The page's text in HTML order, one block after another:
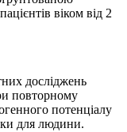
віком від 2
досліджень
повторному
потенціалу
для людини.